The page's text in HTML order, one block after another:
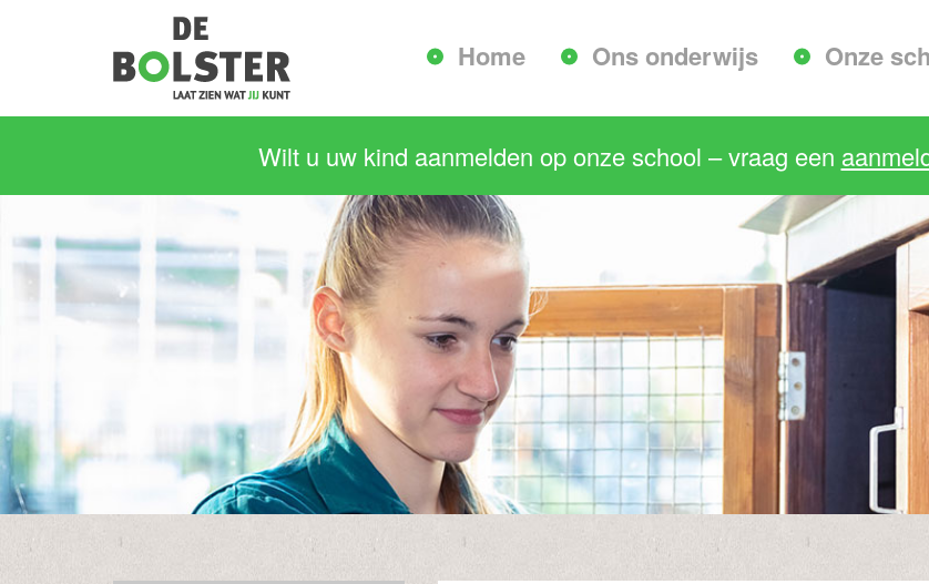
Home Ons onderwijs Onze
Wilt u uw kind aanmelden op onze school – vraag een